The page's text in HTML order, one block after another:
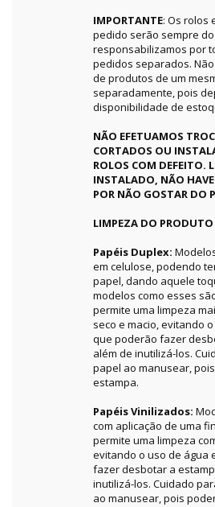
IMPORTANTE: Os rolos
pedido serão sempre
responsabilizamos por
pedidos separados.
de produtos de um
separadamente, pois
disponibilidade de
NÃO EFETUAMOS
CORTADOS OU
ROLOS COM DEFEITO.
INSTALADO, NÃO
POR NÃO GOSTAR DO
LIMPEZA DO PRODUTO
Papéis Duplex:
em celulose, podendo
papel, dando aquele
modelos como esses
permite uma limpeza
seco e macio, evitando
que poderão fazer
além de inutilizá-los.
papel ao manusear,
estampa.
Papéis Vinilizados:
com aplicação de uma
permite uma limpeza
evitando o uso de água
fazer desbotar a
inutilizá-los. Cuidado
ao manusear, pois